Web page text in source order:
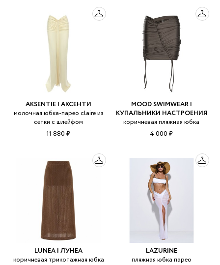
AKSENTIE | АКСЕНТИ
молочная юбка-парео claire из
сетки с шлейфом
11 880 ₽
MOOD SWIMWEAR |
КУПАЛЬНИКИ НАСТРОЕНИЯ
коричневая пляжная юбка
4 000 ₽
LUNEA | ЛУНЕА
коричневая трикотажная юбка
LAZURINE
пляжная юбка парео